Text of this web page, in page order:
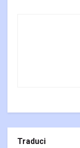
Traduci